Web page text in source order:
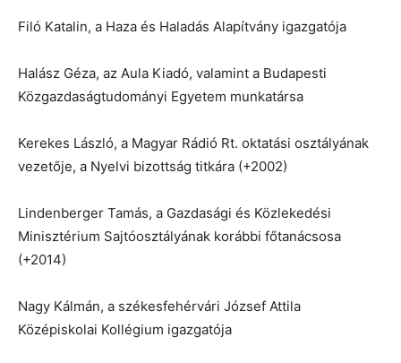
Filó Katalin, a Haza és Haladás Alapítvány igazgatója
Halász Géza, az Aula Kiadó, valamint a Budapesti
Közgazdaságtudományi Egyetem munkatársa
Kerekes László, a Magyar Rádió Rt. oktatási osztályának
vezetője, a Nyelvi bizottság titkára (+2002)
Lindenberger Tamás, a Gazdasági és Közlekedési
Minisztérium Sajtóosztályának korábbi főtanácsosa
(+2014)
Nagy Kálmán, a székesfehérvári József Attila
Középiskolai Kollégium igazgatója